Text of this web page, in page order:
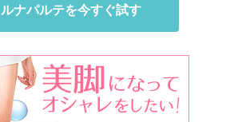
ルナパルテを今すぐ試す